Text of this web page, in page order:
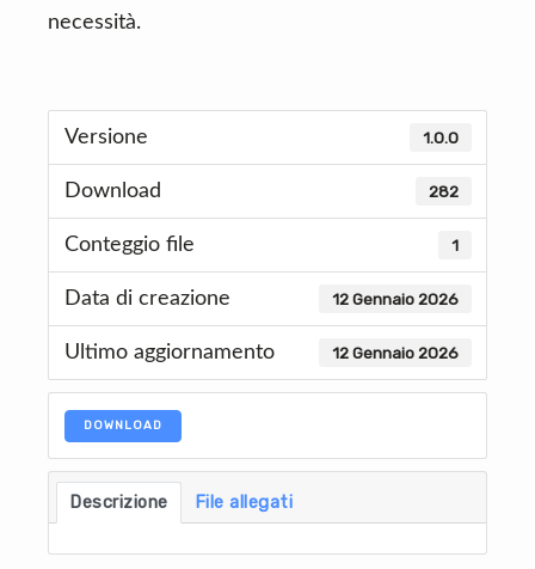
necessità.
Versione 1.0.0
Download 282
Conteggio file 1
Data di creazione 12 Gennaio 2026
Ultimo aggiornamento 12 Gennaio 2026
DOWNLOAD
Descrizione File allegati